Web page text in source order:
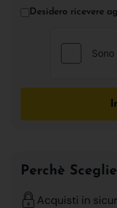
Desidero ricevere
Perchè
Acquisti in